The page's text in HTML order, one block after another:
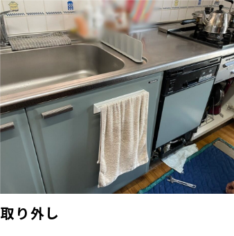
取り外し